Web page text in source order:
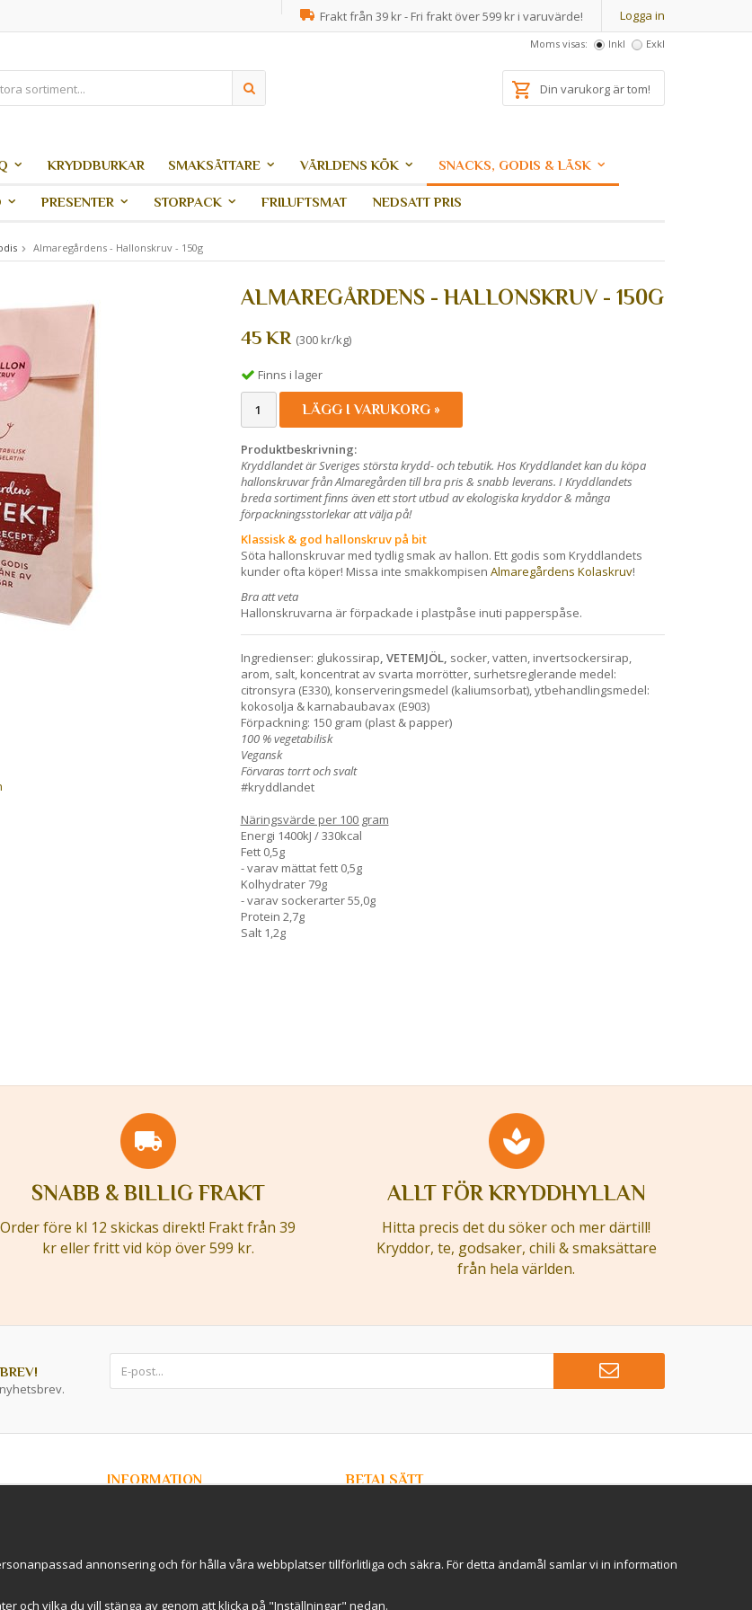
Logga in
Frakt från 39 kr - Fri frakt över 599 kr i varuvärde!
Moms visas: Inkl Exkl
Din varukorg är tom!
KRYDDBURKAR SMAKSÄTTARE VÄRLDENS KÖK SNACKS, GODIS & LÄSK
PRESENTER STORPACK FRILUFTSMAT NEDSATT PRIS
Almaregårdens - Hallonskruv - 150g
ALMAREGÅRDENS - HALLONSKRUV - 150G
45 KR (300 kr/kg)
Finns i lager
LÄGG I VARUKORG »
Produktbeskrivning:
Kryddlandet är Sveriges största krydd- och tebutik. Hos Kryddlandet kan du köpa
hallonskruvar från Almaregården till bra pris & snabb leverans. I Kryddlandets
breda sortiment finns även ett stort utbud av ekologiska kryddor & många
förpackningsstorlekar att välja på!
Klassisk & god hallonskruv på bit
Söta hallonskruvar med tydlig smak av hallon. Ett godis som Kryddlandets
kunder ofta köper! Missa inte smakkompisen Almaregårdens Kolaskruv!
Bra att veta
Hallonskruvarna är förpackade i plastpåse inuti papperspåse.
Ingredienser: glukossirap , VETEMJÖL, socker, vatten, invertsockersirap,
arom, salt, koncentrat av svarta morrötter, surhetsreglerande medel:
citronsyra (E330), konserveringsmedel (kaliumsorbat), ytbehandlingsmedel:
kokosolja & karnabaubavax (E903)
Förpackning: 150 gram (plast & papper)
100 % vegetabilisk
Vegansk
Förvaras torrt och svalt
#kryddlandet
Näringsvärde per 100 gram
Energi 1400kJ / 330kcal
Fett 0,5g
- varav mättat fett 0,5g
Kolhydrater 79g
- varav sockerarter 55,0g
Protein 2,7g
Salt 1,2g
SNABB & BILLIG FRAKT
Order före kl 12 skickas direkt! Frakt från 39
kr eller fritt vid köp över 599 kr.
ALLT FÖR KRYDDHYLLAN
Hitta precis det du söker och mer därtill!
Kryddor, te, godsaker, chili & smaksättare
från hela världen.
i
INFORMATION
International Shipping
BETALSÄTT
annonsering och för hålla våra webbplatser tillförlitliga och säkra. För detta ändamål samlar vi in information
och vilka du vill stänga av genom att klicka på "Inställningar" nedan.